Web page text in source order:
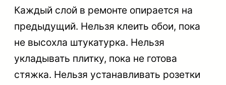
Каждый слой в ремонте опирается на
предыдущий. Нельзя клеить обои, пока
не высохла штукатурка. Нельзя
укладывать плитку, пока не готова
стяжка. Нельзя устанавливать розетки